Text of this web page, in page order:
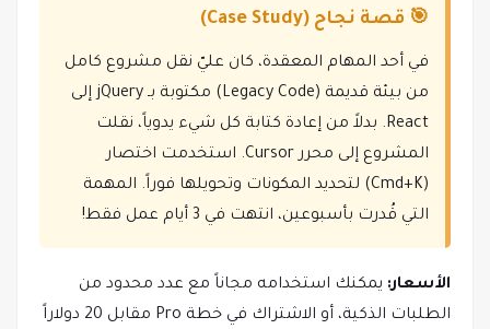
🎯 قصة نجاح (Case Study)
في أحد المهام المعقدة، كان عليّ نقل مشروع كامل
من بيئة قديمة (Legacy Code) مكتوبة بـ jQuery إلى
React. بدلاً من إعادة كتابة كل شيء يدوياً، نقلت
المشروع إلى محرر Cursor. استخدمت اختصار
(Cmd+K) لتحديد المكونات وتحويلها فوراً. المهمة
التي قُدرت بأسبوعين، انتهت في 3 أيام عمل فقط!
الأسعار: يمكنك استخدامه مجاناً مع عدد محدود من
الطلبات الذكية، أو الاشتراك في خطة Pro مقابل 20 دولاراً